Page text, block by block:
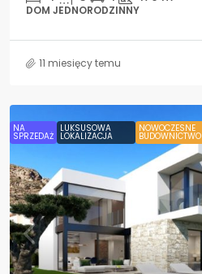
DOM JEDNORODZINNY
11 miesięcy temu
NA
SPRZEDAŻ
LUKSUSOWA
LOKALIZACJA
NOWOCZESNE
BUDOWNICTWO